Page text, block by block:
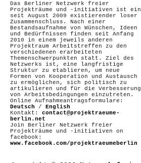
Das Berliner Netzwerk freier
Projekträume und -initiativen ist ein
seit August 2009 existierender loser
Zusammenschluss. Nach einer
Bestandsaufnahme von Wünschen, Ideen
und Bedürfnissen finden seit Anfang
2010 in einem jeweils anderen
Projektraum Arbeitstreffen zu den
verschiedenen erarbeiteten
Themenschwerpunkten statt. Ziel des
Netzwerks ist, eine langfristige
Struktur zu etablieren, um neue
Formen von Kooperation und Austausch
zu ermöglichen, sich politisch zu
artikulieren und für die Verbesserung
von Arbeitsbedingungen einzutreten.
Online Aufnahmeantragsformulare:
Deutsch /
English
Kontakt: contact@projektraeume-
berlin.net
Join Berliner Netzwerk freier
Projekträume und -initiativen on
facebook:
www.facebook.com/projektraeumeberlin